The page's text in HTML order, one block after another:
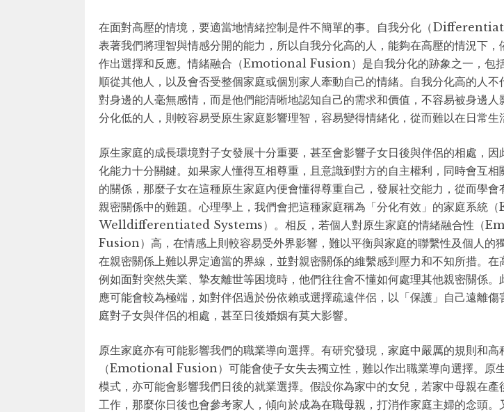
在面對高壓的情境，要適當地情緒控制是件不簡單的事。自我分化（
表著我們將理智與情感分開的能力，所以自我分化高的人，能夠在高壓的情況下，
作出選擇和反應。情緒融合（Emotional Fusion）是自我分化的跡象之一，包
順從其他人，以及會否受整個家庭或個別家人牽動自己的情緒。自我分化高的人不
對身邊的人毫無感情，而是他們能清晰地認知自己的需求和價值，不容易被身邊人
分化低的人，則較容易受原生家庭影響理智，容易變得情緒化，從而難以在日常生
原生家庭的成長環境對子女發展十分重要，甚至會影響子女日後與伴侶的相處，因
化能力十分關鍵。如果家人懂得互相尊重，且意識到對方的自主權利，同時會互相
的關係，那麼子女在這種原生家庭內便會懂得尊重自己，發展社交能力，從而學會
親密關係中的難題。心理學上，我們會把這種家庭稱為「分化有效」的家庭系統
Welldifferentiated Systems）。相反，若個人對原生家庭的情緒融合性（
Fusion）高，在情感上則較容易受外界影響，難以平衡與家庭的聯繫性及個人的
在親密關係上難以界定適當的界線，並對親密關係的維繫感到壓力和不知所措。在
例如面對突然失業、摯友離世等困境時，他們往往會不懂如何處理其他親密關係。
應可能會較為極端，如對伴侶過於份依賴或選擇疏遠伴侶，以「保護」自己遠離傷
庭對子女與伴侶的相處，甚至日後婚姻有莫大影響。
原生家庭亦有可能影響我們的職業導向選擇。有研究發現，家庭中嚴厲的規則和高
（Emotional Fusion）可能會使子女失去獨立性，難以作出職業導向選擇。原
模式，亦可能會影響我們日後的就業選擇。假設你為家中的女兒，若家中母親在產
工作，那麼你日後也會參考家人，傾向於成為在職母親，打消作家庭主婦的念頭。